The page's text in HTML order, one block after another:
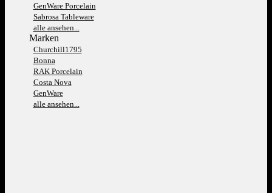
GenWare Porcelain
Sabrosa Tableware
alle ansehen...
Marken
Churchill1795
Bonna
RAK Porcelain
Costa Nova
GenWare
alle ansehen...